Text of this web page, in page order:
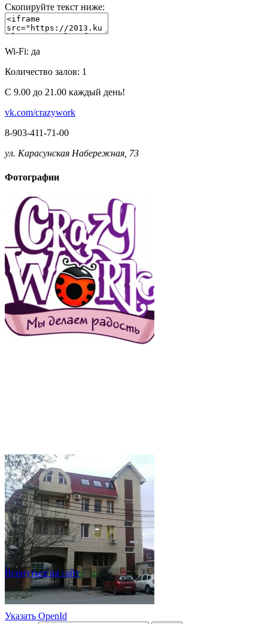
Вернуться на сайт
Указать OpenId
Скопируйте текст ниже:
Wi-Fi: да
Количество залов: 1
С 9.00 до 21.00 каждый день!
vk.com/crazywork
8-903-411-71-00
ул. Карасунская Набережная, 73
Фотографии